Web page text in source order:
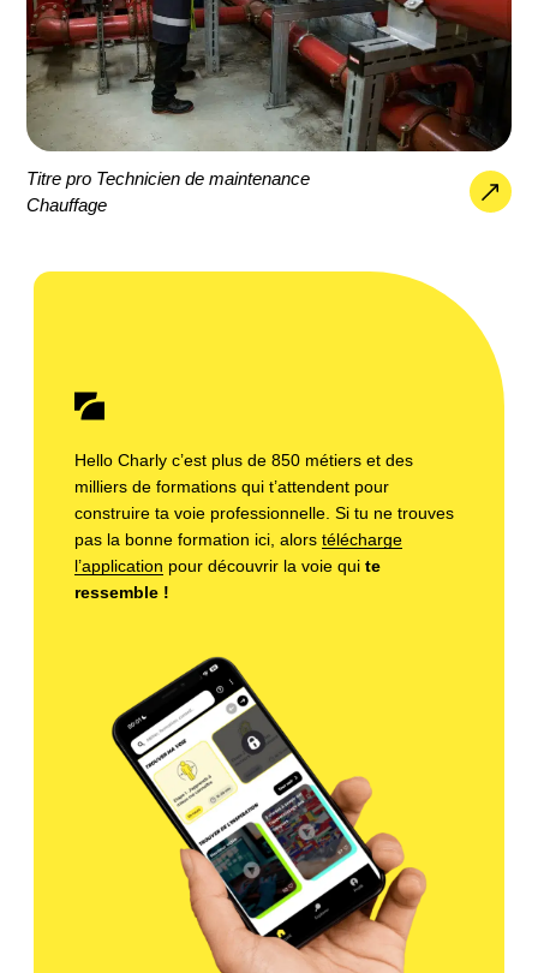
Titre pro Technicien de maintenance
Chauffage
Hello Charly c’est plus de 850 métiers et des
milliers de formations qui t’attendent pour
construire ta voie professionnelle. Si tu ne trouves
pas la bonne formation ici, alors télécharge
l’application pour découvrir la voie qui te
ressemble !